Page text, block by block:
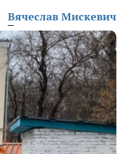
Вячеслав Мискевич